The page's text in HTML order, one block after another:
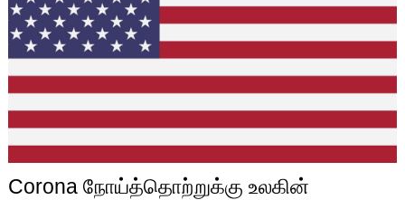
Corona நோய்த்தொற்றுக்கு உலகின்